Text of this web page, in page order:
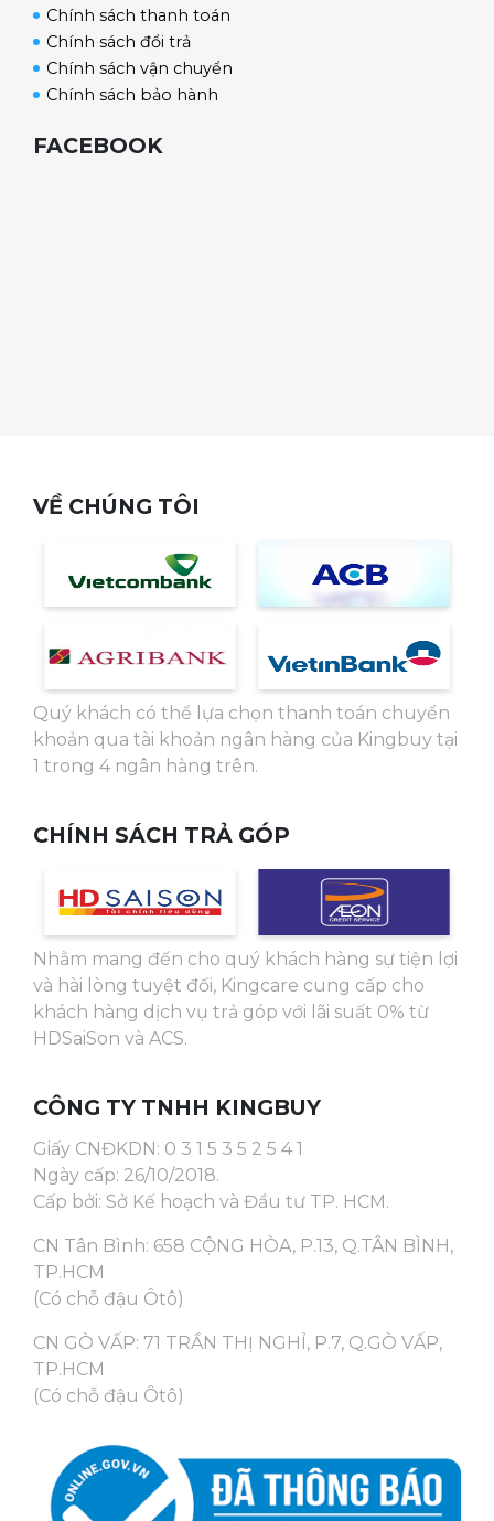
Chính sách thanh toán
Chính sách đổi trả
Chính sách vận chuyển
Chính sách bảo hành
FACEBOOK
VỀ CHÚNG TÔI
Quý khách có thể lựa chọn thanh toán chuyển
khoản qua tài khoản ngân hàng của Kingbuy tại
1 trong 4 ngân hàng trên.
CHÍNH SÁCH TRẢ GÓP
Nhằm mang đến cho quý khách hàng sự tiện lợi
và hài lòng tuyệt đối, Kingcare cung cấp cho
khách hàng dịch vụ trả góp với lãi suất 0% từ
HDSaiSon và ACS.
CÔNG TY TNHH KINGBUY
Giấy CNĐKDN: 0 3 1 5 3 5 2 5 4 1
Ngày cấp: 26/10/2018.
Cấp bởi: Sở Kế hoạch và Đầu tư TP. HCM.
CN Tân Bình: 658 CỘNG HÒA, P.13, Q.TÂN BÌNH,
TP.HCM
(Có chỗ đậu Ôtô)
CN GÒ VẤP: 71 TRẦN THỊ NGHỈ, P.7, Q.GÒ VẤP,
TP.HCM
(Có chỗ đậu Ôtô)